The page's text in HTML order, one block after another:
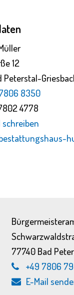
12
Peterstal-
8350
4778
schreiben
77740 Bad
+49 7806
E-Mail